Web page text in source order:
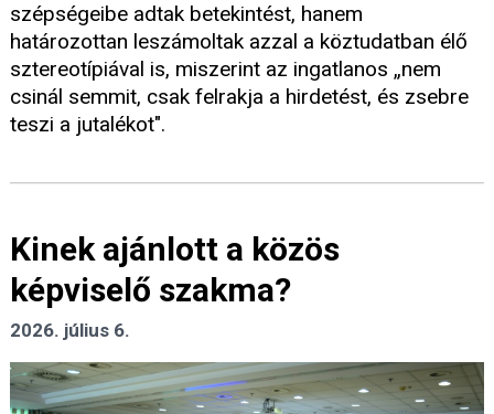
szépségeibe adtak betekintést, hanem
határozottan leszámoltak azzal a köztudatban élő
sztereotípiával is, miszerint az ingatlanos „nem
csinál semmit, csak felrakja a hirdetést, és zsebre
teszi a jutalékot".
Kinek ajánlott a közös
képviselő szakma?
2026. július 6.